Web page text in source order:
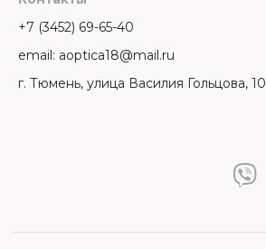
+7 (3452) 69-65-40
email: aoptica18@mail.ru
г. Тюмень, улица Василия Гольцова, 10